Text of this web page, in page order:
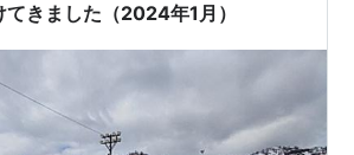
てきました（2024年1月）